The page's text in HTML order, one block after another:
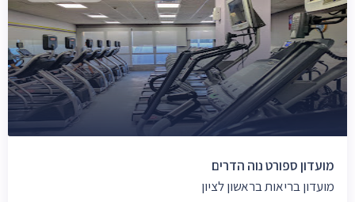
מועדון ספורט נוה הדרים
מועדון בריאות בראשון לציון